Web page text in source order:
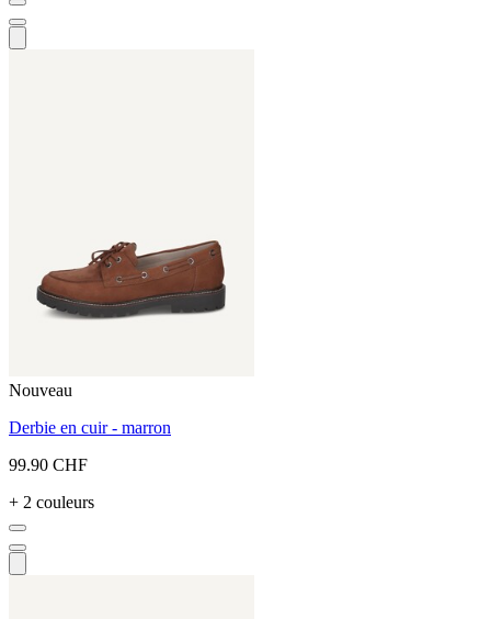
Nouveau
Derbie en cuir - marron
99.90 CHF
+ 2 couleurs